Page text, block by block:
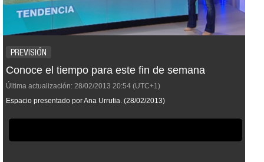
PREVISIÓN
Conoce el tiempo para este fin de semana
Última actualización: 28/02/2013 20:54 (UTC+1)
Espacio presentado por Ana Urrutia. (28/02/2013)